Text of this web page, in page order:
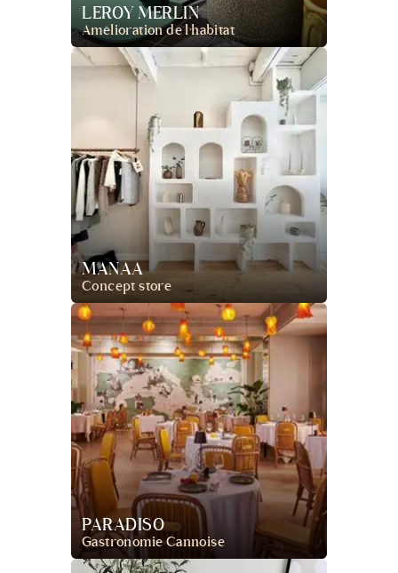
LEROY MERLIN
Amélioration de l’habitat
MANAA
Concept store
PARADISO
Gastronomie Cannoise